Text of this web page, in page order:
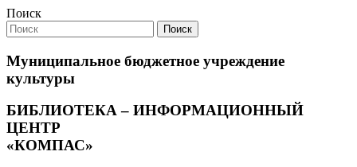
Поиск
Поиск
Муниципальное бюджетное учреждение
культуры
БИБЛИОТЕКА – ИНФОРМАЦИОННЫЙ
ЦЕНТР
«КОМПАС»